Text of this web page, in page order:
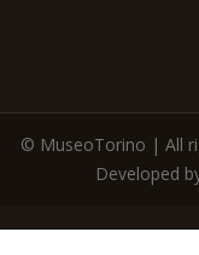
© MuseoTorino | All
Developed